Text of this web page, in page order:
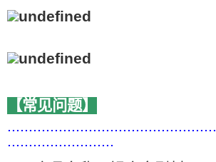
【常见问题】
.........................